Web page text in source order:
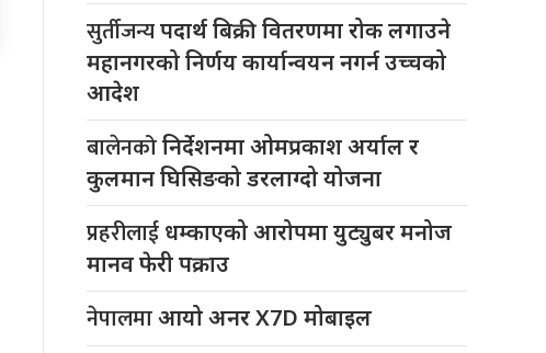
सुर्तीजन्यपदार्थ बिक्री वितरणमा रोक लगाउने
महानगरको निर्णय कार्यान्वयन नगर्न उच्चको
आदेश
बालेनकोनिर्देशनमा ओमप्रकाश अर्याल र
कुलमान घिसिङको डरलाग्दो योजना
प्रहरीलाई धम्काएको आरोपमा युट्युबर मनोज
मानव फेरी पक्राउ
नेपालमाआयो अनर X7D मोबाइल